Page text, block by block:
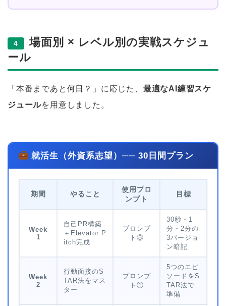
4
場面別 × レベル別の実戦スケジュ
ール
「本番まであと何日？」に応じた、 最適なAI練習スケ
ジュールを用意しました。
就活生（外資系志望）── 30日間プラン
期間 やること
使用プロ
ンプト
目標
Week
1
自己PR構築
＋Elevator P
itch完成
プロンプ
ト⑤
30秒・1
分・2分の
3バージョ
ン暗記
Week
2
行動面接のS
TAR法をマス
ター
プロンプ
ト①
5つのエピ
ソードをS
TAR法で
準備